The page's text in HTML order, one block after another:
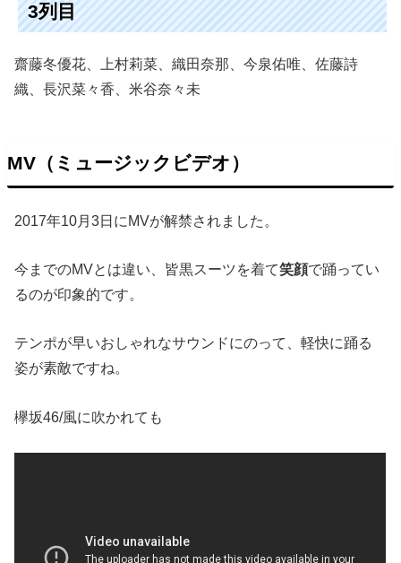
3列目
齋藤冬優花、上村莉菜、織田奈那、今泉佑唯、佐藤詩
織、長沢菜々香、米谷奈々未
MV（ミュージックビデオ）
2017年10月3日にMVが解禁されました。
今までのMVとは違い、皆黒スーツを着て笑顔で踊ってい
るのが印象的です。
テンポが早いおしゃれなサウンドにのって、軽快に踊る
姿が素敵ですね。
欅坂46/風に吹かれても